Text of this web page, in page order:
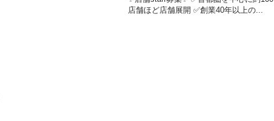
店舗ほど店舗展開 ✅創業40年以上の...